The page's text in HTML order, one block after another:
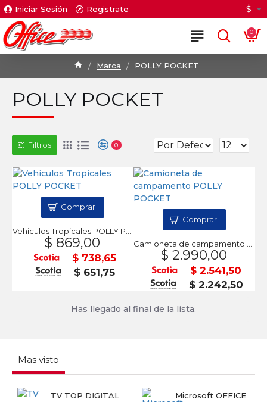
Iniciar Sesión Registrate $
0
Marca POLLY POCKET
POLLY POCKET
Filtros 0
$ 869,00
$ 738,65
$ 651,75
Comprar
$ 2.990,00
$ 2.541,50
$ 2.242,50
Comprar
Has llegado al final de la lista.
Mas visto
TV TOP DIGITAL
Microsoft OFFICE